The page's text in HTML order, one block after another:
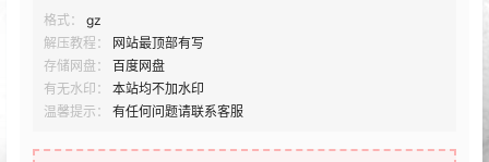
格式：
gz
解压教程：
网站最顶部有写
存储网盘：
百度网盘
有无水印：
本站均不加水印
温馨提示：
有任何问题请联系客服